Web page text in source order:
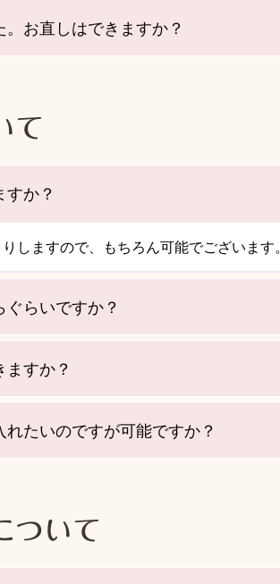
お直しはできますか？
て
か？
しますので、もちろん可能でございます。
らいですか？
すか？
たいのですが可能ですか？
ついて